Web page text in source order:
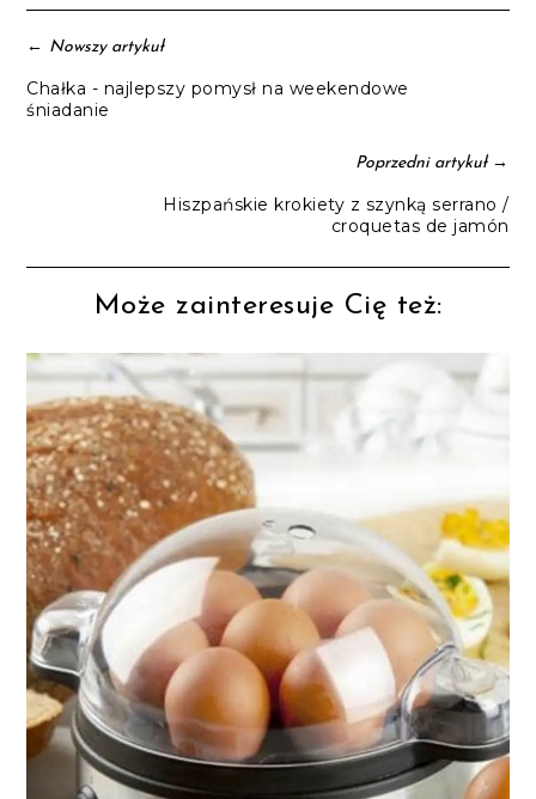
← Nowszy artykuł
Chałka - najlepszy pomysł na weekendowe
śniadanie
Poprzedni artykuł→
Hiszpańskie krokiety z szynką serrano /
croquetas de jamón
Może zainteresuje Cię też: